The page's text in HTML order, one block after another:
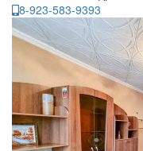
8-923-583-9393